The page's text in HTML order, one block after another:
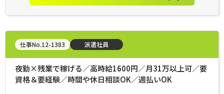
仕事No.12-1383 派遣社員
夜勤×残業で稼げる／高時給1600円／月31万以上可／要
資格＆要経験／時間や休日相談OK／週払いOK